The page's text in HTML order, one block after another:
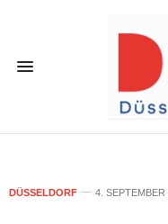
DÜSSELDORF 4. SEPTEMBER